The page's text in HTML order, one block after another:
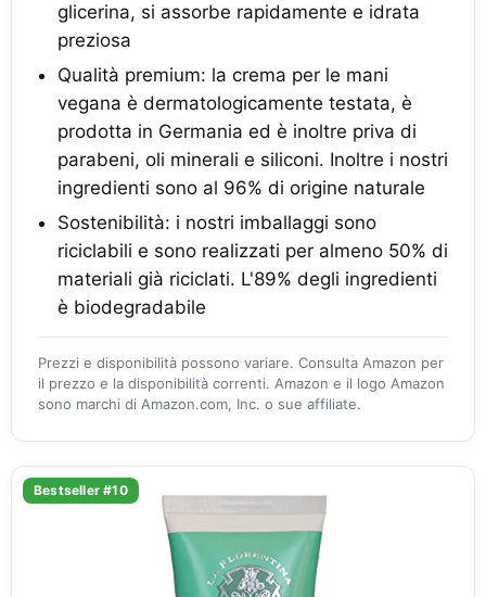
glicerina, si assorbe rapidamente e idrata
preziosa
Qualità premium: la crema per le mani
vegana è dermatologicamente testata, è
prodotta in Germania ed è inoltre priva di
parabeni, oli minerali e siliconi. Inoltre i nostri
ingredienti sono al 96% di origine naturale
Sostenibilità: i nostri imballaggi sono
riciclabili e sono realizzati per almeno 50% di
materiali già riciclati. L'89% degli ingredienti
è biodegradabile
Prezzi e disponibilità possono variare. Consulta Amazon per
il prezzo e la disponibilità correnti. Amazon e il logo Amazon
sono marchi di Amazon.com, Inc. o sue affiliate.
Bestseller #10